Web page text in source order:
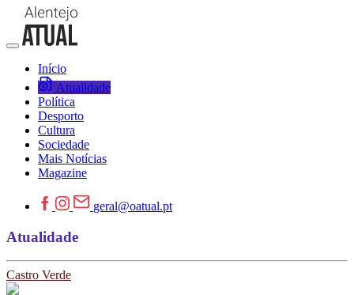
Início
Atualidade
Política
Desporto
Cultura
Sociedade
Mais Notícias
Magazine
geral@oatual.pt
Atualidade
Castro Verde